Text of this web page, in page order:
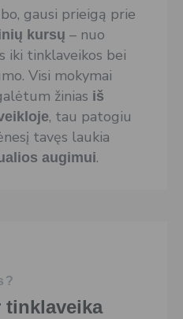
gausi prieigą prie
kursų – nuo
iki tinklaveikos bei
Visi mokymai
žinias iš
, tau patogiu
tavęs laukia
augimui.
tinklaveika